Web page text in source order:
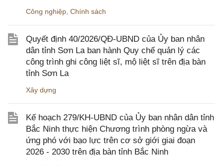
Công nghiệp Chính sách
Quyết định 40/2026/QĐ-UBND của Ủy ban nhân
dân tỉnh Sơn La ban hành Quy chế quản lý các
công trình ghi công liệt sĩ, mộ liệt sĩ trên địa bàn
tỉnh Sơn La
Xây dựng
Kế hoạch 279/KH-UBND của Ủy ban nhân dân tỉnh
Bắc Ninh thực hiện Chương trình phòng ngừa và
ứng phó với bạo lực trên cơ sở giới giai đoạn
2026 - 2030 trên địa bàn tỉnh Bắc Ninh